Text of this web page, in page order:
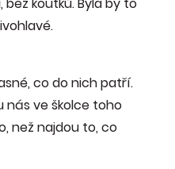
koutků. Byla by to
co do nich patří.
nás ve školce toho
než najdou to, co